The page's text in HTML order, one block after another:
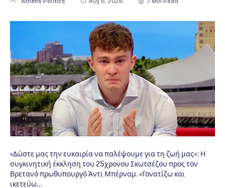
«Δώστε μας την ευκαιρία να παλέψουμε για τη ζωή μας»: Η
συγκινητική έκκληση του 25χρονου Σκωτσέζου προς τον
Βρετανό πρωθυπουργό Άντι Μπέρναμ. «Γονατίζω και
ικετεύω…